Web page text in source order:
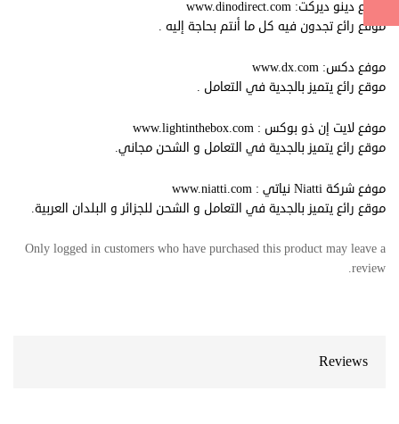
موقع دينو ديركت: www.dinodirect.com
موقع رائع تجدون فيه كل ما أنتم بحاجة إليه .
موفع دكس: www.dx.com
موقع رائع يتميز بالجدية في التعامل .
موفع لايت إن ذو بوكس : www.lightinthebox.com
موقع رائع يتميز بالجدية في التعامل و الشحن مجاني.
موفع شركة Niatti نياتي :
www.niatti.com
موقع رائع يتميز بالجدية في التعامل و الشحن للجزائر و البلدان العربية.
Only logged in customers who have purchased this product may leave a
review.
Reviews